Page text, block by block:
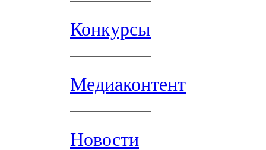
Конкурсы
Медиаконтент
Новости